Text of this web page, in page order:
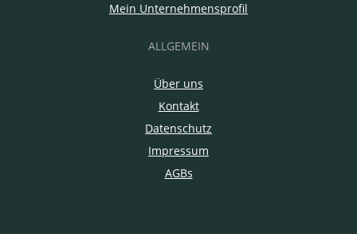
Mein Unternehmensprofil
ALLGEMEIN
Über uns
Kontakt
Datenschutz
Impressum
AGBs